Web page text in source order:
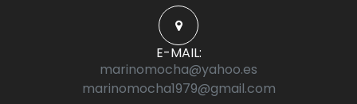
E-MAIL:
marinomocha@yahoo.es
marinomocha1979@gmail.com